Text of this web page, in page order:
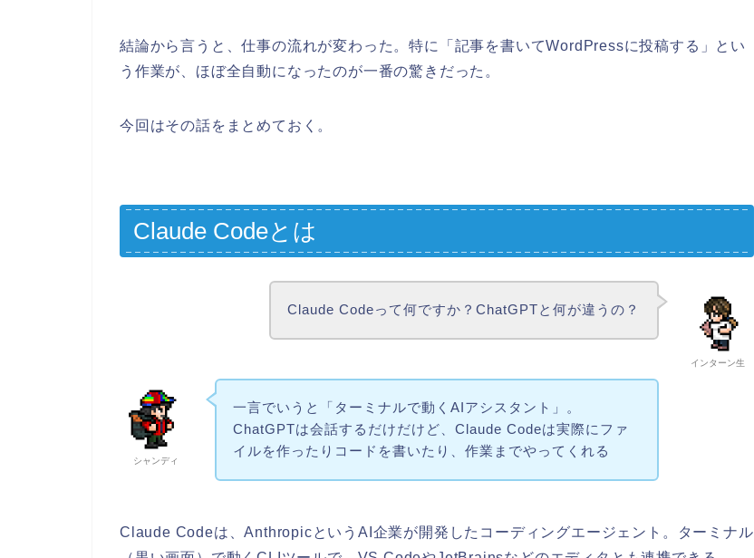
結論から言うと、仕事の流れが変わった。特に「記事を書いてWordPressに投稿する」とい
う作業が、ほぼ全自動になったのが一番の驚きだった。
今回はその話をまとめておく。
Claude Codeとは
インターン生
Claude Codeって何ですか？ChatGPTと何が違うの？
シャンディ
一言でいうと「ターミナルで動くAIアシスタント」。
ChatGPTは会話するだけだけど、Claude Codeは実際にファ
イルを作ったりコードを書いたり、作業までやってくれる
Claude Codeは、AnthropicというAI企業が開発したコーディングエージェント。ターミナル